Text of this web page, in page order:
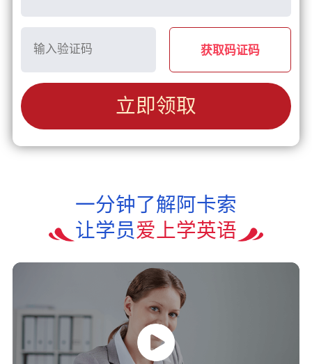
获取码证码
立即领取
一分钟了解阿卡索
让学员爱上学英语